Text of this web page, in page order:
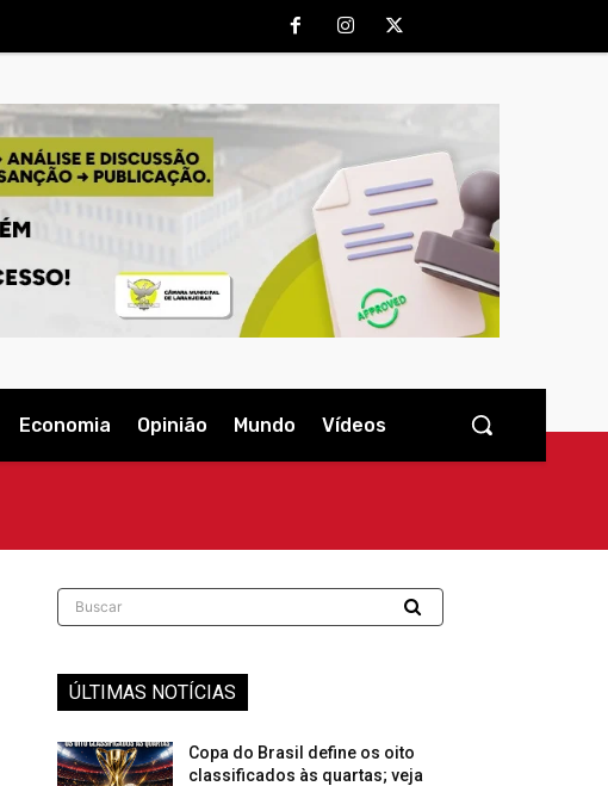
Economia Opinião Mundo Vídeos
Buscar
ÚLTIMAS NOTÍCIAS
Copa do Brasil define os oito
classificados às quartas; veja